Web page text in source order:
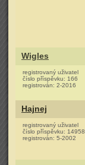
Wigles
registrovaný uživatel
číslo příspěvku: 166
registrován: 2-2016
Hajnej
registrovaný uživatel
číslo příspěvku: 14958
registrován: 5-2002